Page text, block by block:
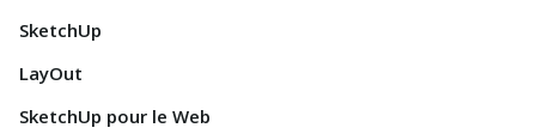
SketchUp
LayOut
SketchUp pour le Web